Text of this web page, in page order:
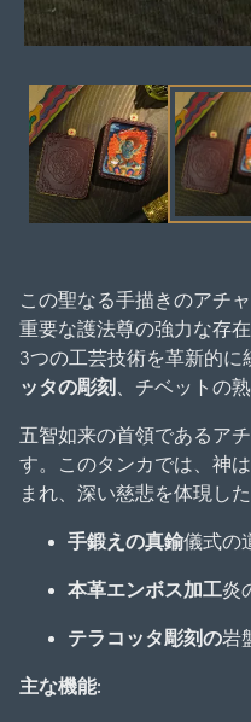
ー
ダ
ル
で
ア
1
を
開
この聖なる手描きのアチ
重要な護法尊の強力な存
3つの工芸技術を革新的に
ッタの彫刻 、チベットの
五智如来の首領であるア
す。このタンカでは、神
まれ、深い慈悲を体現し
手鍛えの真鍮儀式の
本革エンボス加工炎
テラコッタ彫刻の岩
主な機能: